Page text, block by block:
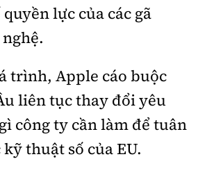
Xây dựng
BVHTTDL, cấp ngày 1/4/2025.
Công Hoan, phường Giảng Võ,
Thị Hồng Nga
lực của các gã
trình, Apple cáo buộc
liên tục thay đổi yêu
công ty cần làm để tuân
thuật số của EU.